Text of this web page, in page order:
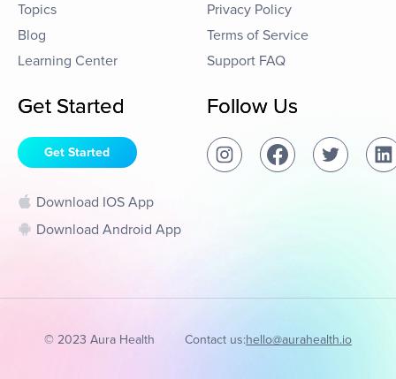
Topics
Blog
Learning Center
Privacy Policy
Terms of Service
Support FAQ
Get Started
Get Started
Download IOS App
Download Android App
Follow Us
© 2023 Aura Health Contact us:hello@aurahealth.io